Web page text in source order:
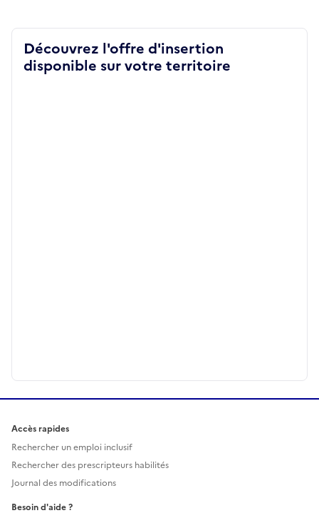
Découvrez l'offre d'insertion
disponible sur votre territoire
Accès rapides
Rechercher un emploi inclusif
Rechercher des prescripteurs habilités
Journal des modifications
Besoin d'aide ?